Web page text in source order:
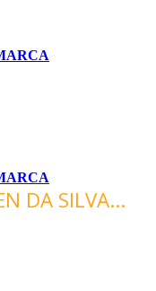
DA SILVA...